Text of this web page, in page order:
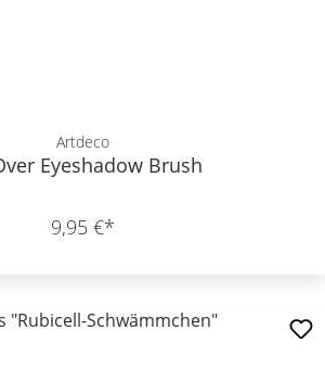
Artdeco
Eyeshadow Brush
9,95 €*